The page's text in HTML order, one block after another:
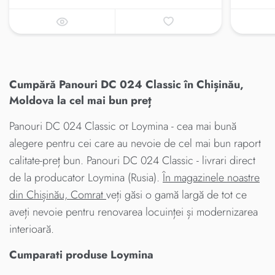
Cumpără Panouri DC 024 Classic în Chișinău,
Moldova la cel mai bun preț
Panouri DC 024 Classic от Loymina - cea mai bună
alegere pentru cei care au nevoie de cel mai bun raport
calitate-preț bun. Panouri DC 024 Classic - livrari direct
de la producator Loymina (Rusia).În magazinele noastre
din Chișinău, Comratveți găsi o gamă largă de tot ce
aveți nevoie pentru renovarea locuinței și modernizarea
interioară.
Cumparati produse Loymina